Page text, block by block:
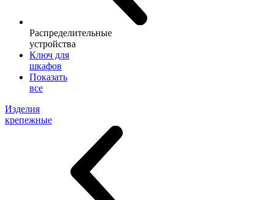
Распределительные
устройства
Ключ для
шкафов
Показать
все
Изделия
крепежные